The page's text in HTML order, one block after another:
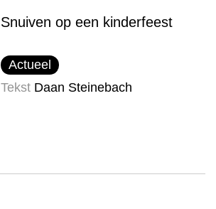
Snuiven op een kinderfeest
Actueel
Tekst Daan Steinebach